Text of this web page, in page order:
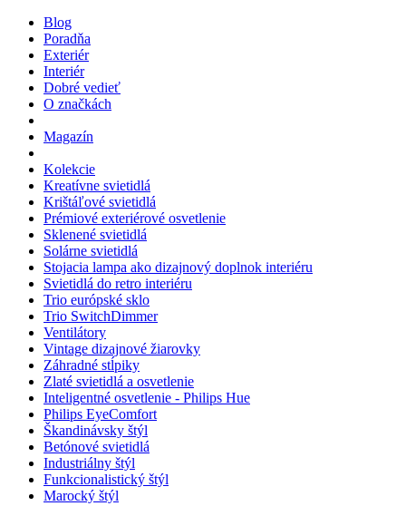
Blog
Poradňa
Exteriér
Interiér
Dobré vedieť
O značkách
Magazín
Kolekcie
Kreatívne svietidlá
Krištáľové svietidlá
Prémiové exteriérové osvetlenie
Sklenené svietidlá
Solárne svietidlá
Stojacia lampa ako dizajnový doplnok interiéru
Svietidlá do retro interiéru
Trio európské sklo
Trio SwitchDimmer
Ventilátory
Vintage dizajnové žiarovky
Záhradné stĺpiky
Zlaté svietidlá a osvetlenie
Inteligentné osvetlenie - Philips Hue
Philips EyeComfort
Škandinávsky štýl
Betónové svietidlá
Industriálny štýl
Funkcionalistický štýl
Marocký štýl